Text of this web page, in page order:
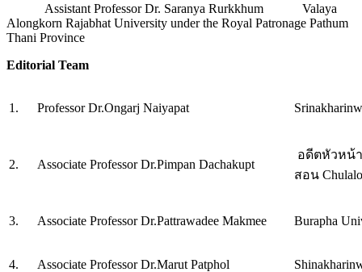
Assistant Professor Dr. Saranya Rurkkhum Valaya
Alongkorn Rajabhat University under the Royal Patronage Pathum
Thani Province
Editorial Team
1. Professor Dr.Ongarj Naiyapat
2. Associate Professor Dr.Pimpan Dachakupt
อดีตหัวหน้
สอน
3. Associate Professor Dr.Pattrawadee Makmee Burapha
4. Associate Professor Dr.Marut Patphol